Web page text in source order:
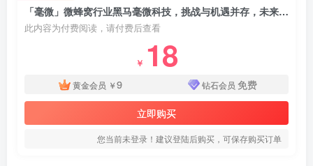
「毫微」微蜂窝行业黑马毫微科技，挑战与机遇并存，未来可期
此内容为付费阅读，请付费后查看
￥ 18
黄金会员 ￥9 钻石会员 免费
立即购买
您当前未登录！建议登陆后购买，可保存购买订单